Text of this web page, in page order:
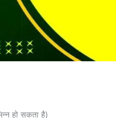
हो सकता है)